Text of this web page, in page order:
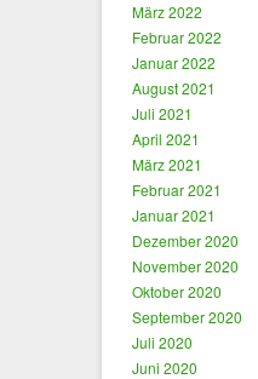
März 2022
Februar 2022
Januar 2022
August 2021
Juli 2021
April 2021
März 2021
Februar 2021
Januar 2021
Dezember 2020
November 2020
Oktober 2020
September 2020
Juli 2020
Juni 2020